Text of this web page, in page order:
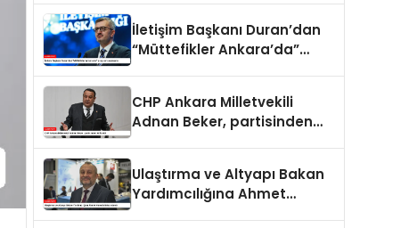
İletişim Başkanı Duran’dan
“Müttefikler Ankara’da”
CHP Ankara Milletvekili
Adnan Beker, partisinden
Ulaştırma ve Altyapı Bakan
Yardımcılığına Ahmet